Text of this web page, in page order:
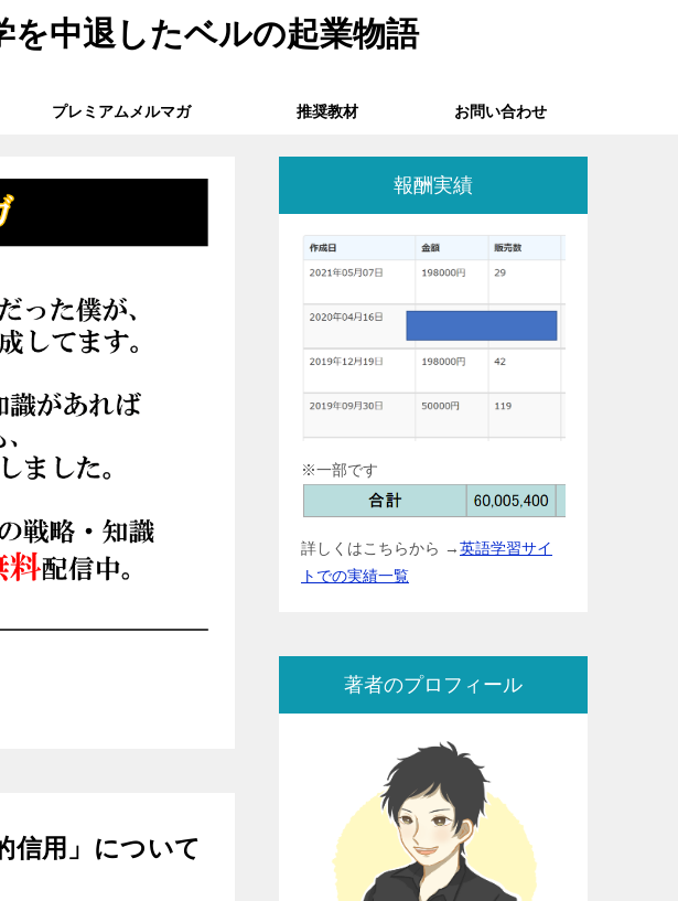
中退したベルの起業物語
プレミアムメルマガ 推奨教材 お問い合わせ
信用」について
報酬実績
※一部です
詳しくはこちらから →英語学習サイ
トでの実績一覧
著者のプロフィール